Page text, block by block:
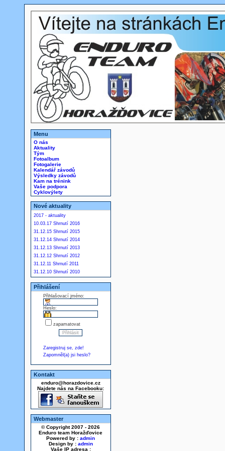
Menu
O nás
Aktuality
Tým
Fotoalbum
Fotogalerie
Kalendář závodů
Výsledky závodů
Kam na trénink
Vaše podpora
Cyklovýlety
Nové aktuality
2017 - aktuality
10.03.17 Shrnutí 2016
31.12.15 Shrnutí 2015
31.12.14 Shrnutí 2014
31.12.13 Shrnutí 2013
31.12.12 Shrnutí 2012
31.12.11 Shrnutí 2011
31.12.10 Shrnutí 2010
Přihlášení
Přihlašovací jméno:
Heslo:
zapamatovat
Zaregistruj se, zde!
Zapomněl(a) jsi heslo?
Kontakt
enduro@horazdovice.cz
Najdete nás na Facebooku:
Webmaster
© Copyright 2007 - 2026
Enduro team Horažďovice
Powered by : admin
Design by : admin
Vaše IP adresa :